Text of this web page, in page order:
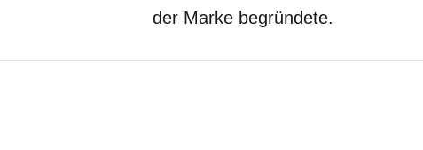
der Marke begründete.